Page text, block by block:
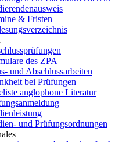
& Fristen
des ZPA
und Abschlussarbeiten
bei Prüfungen
anglophone Literatur
und Prüfungsordnungen